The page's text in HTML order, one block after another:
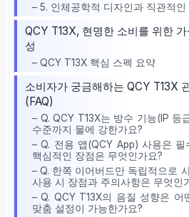
– 5. 인체공학적 디자인과 직관적
QCY T13X, 현명한 소비를 위한
성
– QCY T13X 핵심 스펙 요약
소비자가 궁금해하는 QCY T13X
(FAQ)
– Q. QCY T13X는 방수 기능(IP 등
수준까지 물에 강한가요?
– Q. 전용 앱(QCY App) 사용은 필
핵심적인 장점은 무엇인가요?
– Q. 한쪽 이어버드만 독립적으로
사용 시 장점과 주의사항은 무엇인
– Q. QCY T13X의 음질 성향은 어
맞춤 설정이 가능한가요?